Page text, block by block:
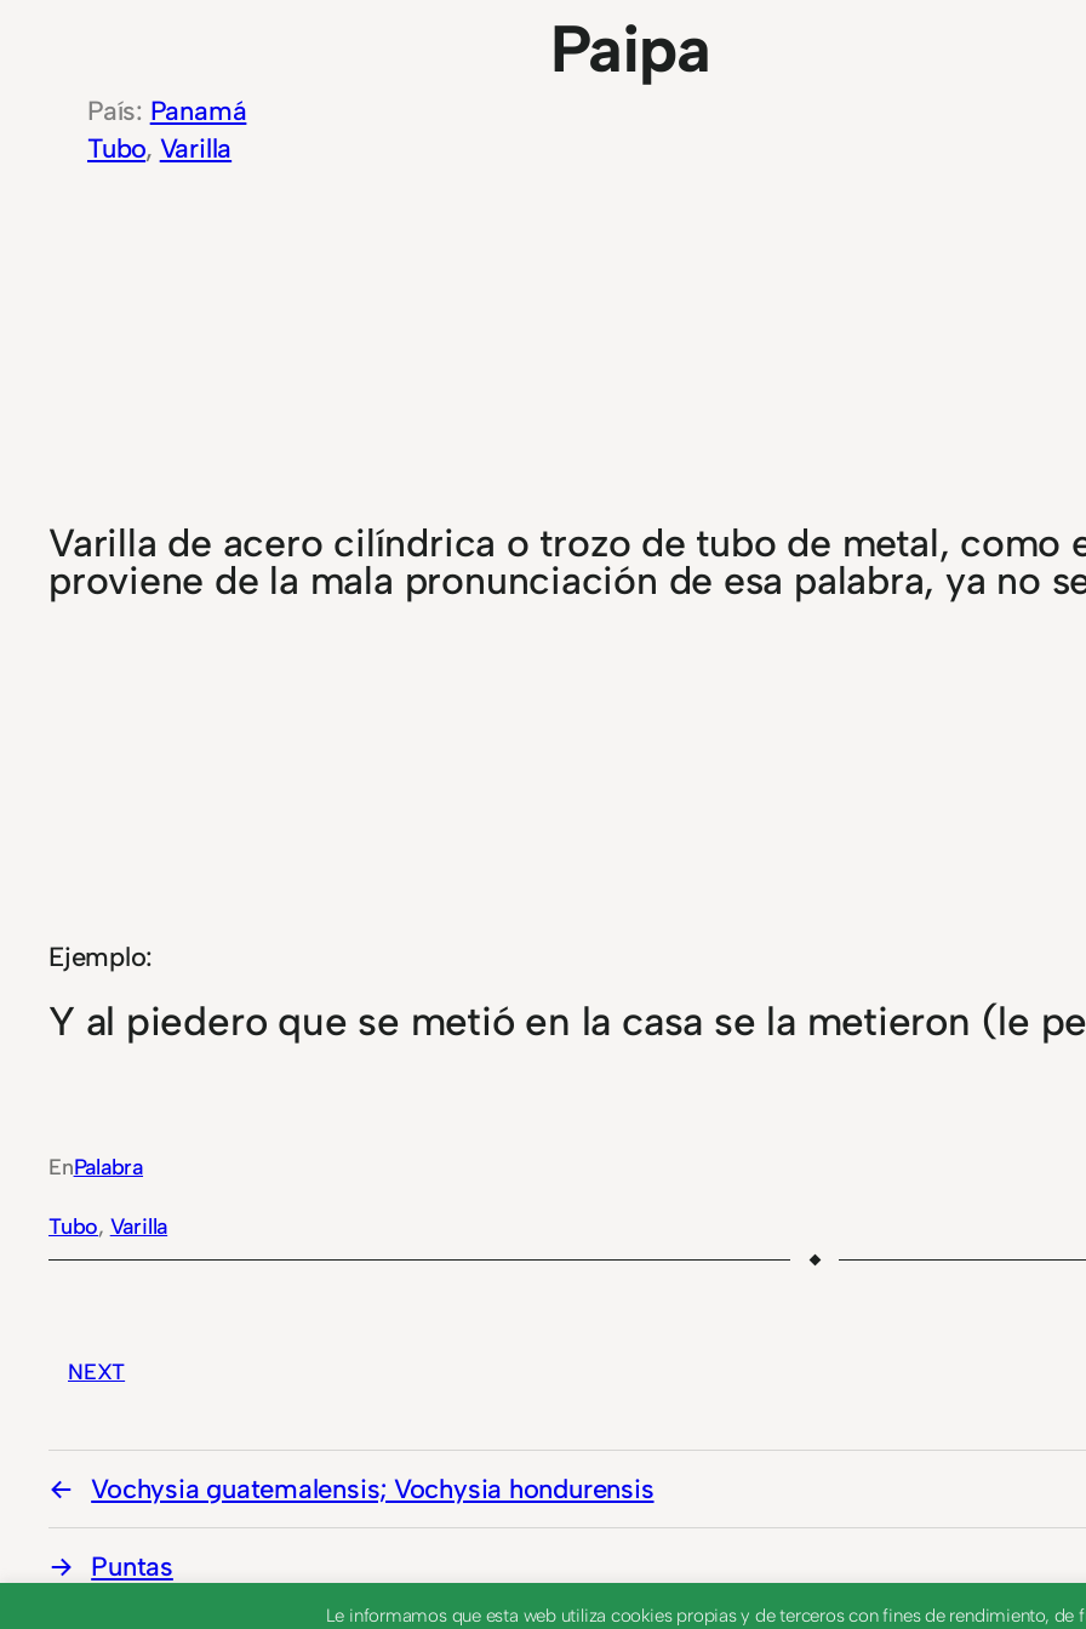
Paipa
Panamá
Tubo, Varilla
Varilla de acero cilíndrica o trozo de tubo de metal, como
proviene de la mala pronunciación de esa palabra, ya no
Ejemplo:
Y al piedero que se metió en la casa se la metieron (le
EnPalabra
Tubo, Varilla
NEXT
Vochysia guatemalensis; Vochysia hondurensis
Puntas
Le informamos que esta web utiliza cookies propias y de terceros con fines de rendimiento, de